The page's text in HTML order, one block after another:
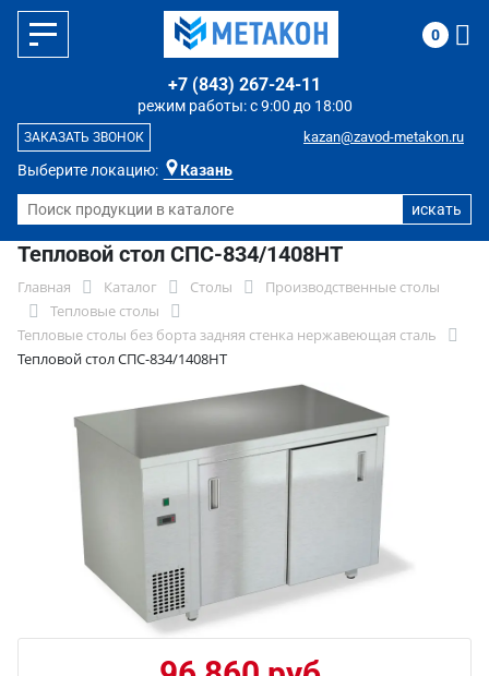
Выберите локацию: Казань
режим работы: с 9:00 до 18:00
+7 (843) 267-24-11
kazan@zavod-metakon.ru
ЗАКАЗАТЬ ЗВОНОК
0
Тепловой стол СПС-834/1408НТ
Главная Каталог Столы
Производственные столы
Тепловые столы
Тепловые столы без борта задняя стенка нержавеющая сталь
Тепловой стол СПС-834/1408НТ